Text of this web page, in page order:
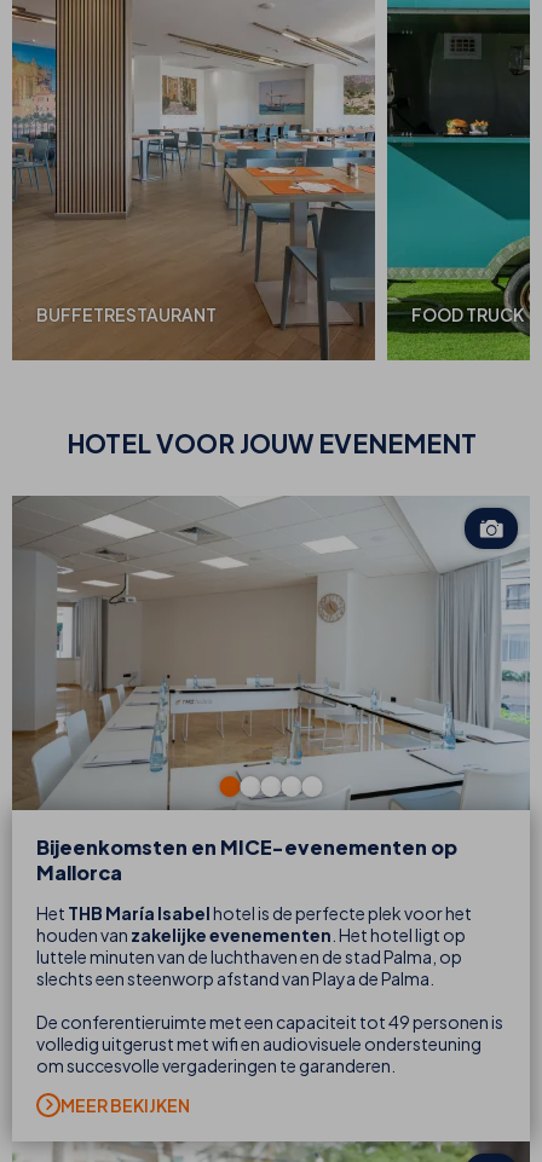
BUFFETRESTAURANT FOOD TRUCK
HOTEL VOOR JOUW EVENEMENT
Bijeenkomsten en MICE-evenementen op
Mallorca
Het THB María Isabelhotel is de perfecte plek voor het
houden van zakelijke evenementen . Het hotel ligt op
luttele minuten van de luchthaven en de stad Palma, op
slechts een steenworp afstand van Playa de Palma.
De conferentieruimte met een capaciteit tot 49 personen is
volledig uitgerust met wifi en audiovisuele ondersteuning
om succesvolle vergaderingen te garanderen.
MEER BEKIJKEN